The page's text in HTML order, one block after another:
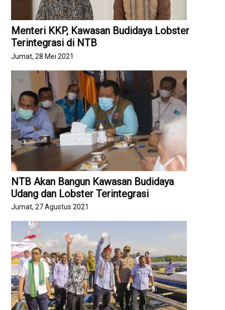
Menteri KKP, Kawasan Budidaya Lobster
Terintegrasi di NTB
Jumat, 28 Mei 2021
NTB Akan Bangun Kawasan Budidaya
Udang dan Lobster Terintegrasi
Jumat, 27 Agustus 2021